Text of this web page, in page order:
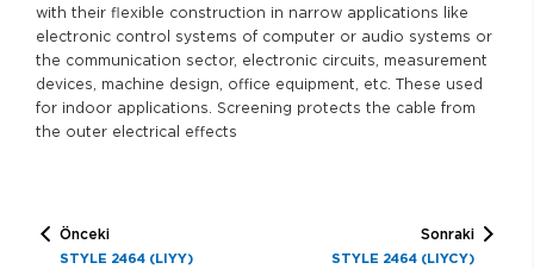
with their flexible construction in narrow applications like
electronic control systems of computer or audio systems or
the communication sector, electronic circuits, measurement
devices, machine design, office equipment, etc. These used
for indoor applications. Screening protects the cable from
the outer electrical effects
Önceki
STYLE 2464 (LIYY)
Sonraki
STYLE 2464 (LIYCY)